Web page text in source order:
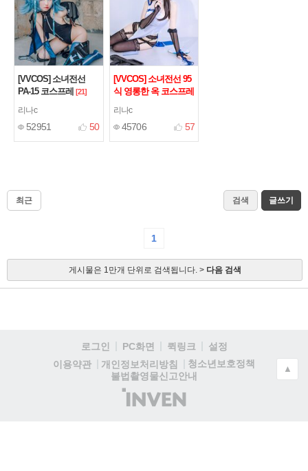
[VVCOS] 소녀전선
PA-15 코스프레 [21]
리나c
52951 50
[VVCOS] 소녀전선 95
식 영롱한 옥 코스프레
리나c
45706 57
최근 검색 글쓰기
1
게시물은 1만개 단위로 검색됩니다. > 다음 검색
로그인 PC화면 퀵링크
설정
이용약관
개인정보처리방침
청소년보호정책
불법촬영물신고안내
(주)
인
▲